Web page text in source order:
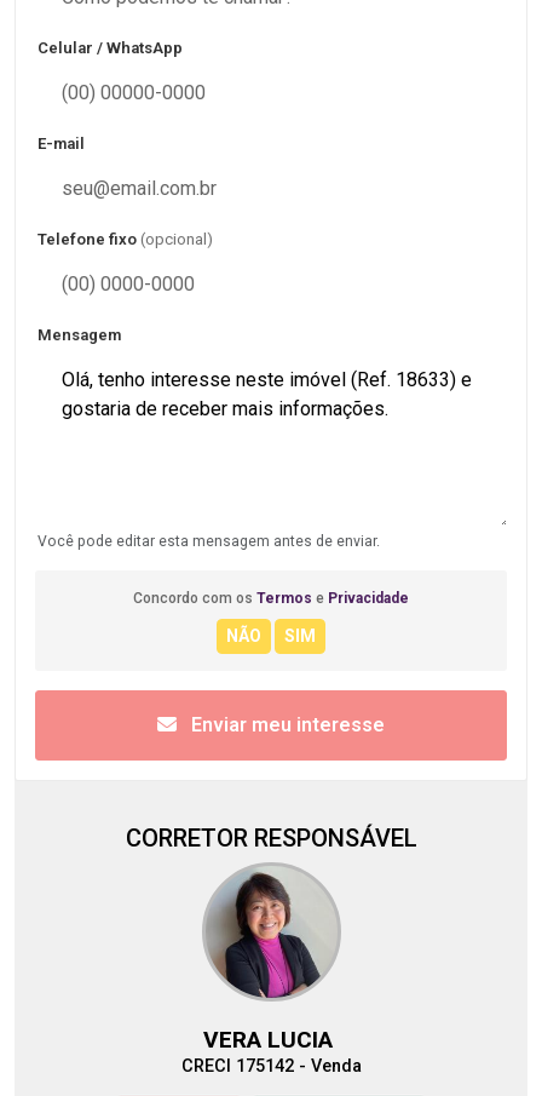
Celular / WhatsApp
E-mail
Telefone fixo (opcional)
Mensagem
Você pode editar esta mensagem antes de enviar.
Concordo com os Termos e Privacidade
Enviar meu interesse
CORRETOR RESPONSÁVEL
VERA LUCIA
CRECI 175142 - Venda